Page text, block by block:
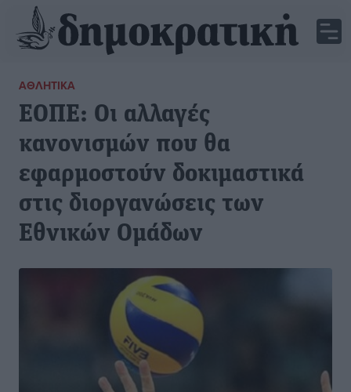
ΑΘΛΗΤΙΚΆ
ΕΟΠΕ: Οι αλλαγές
κανονισμών που θα
εφαρμοστούν δοκιμαστικά
στις διοργανώσεις των
Εθνικών Oμάδων